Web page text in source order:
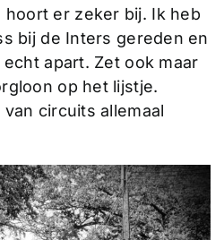
hoort er zeker bij. Ik heb
bij de Inters gereden en
apart. Zet ook maar
op het lijstje.
circuits allemaal